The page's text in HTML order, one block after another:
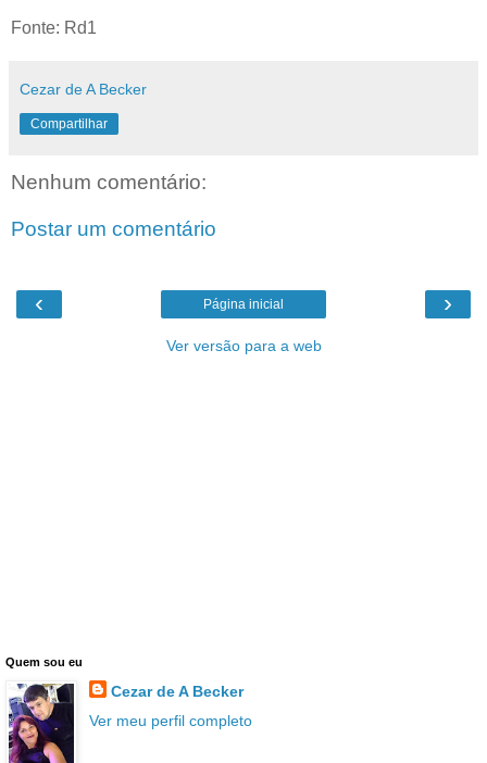
Fonte: Rd1
Cezar de A Becker
Compartilhar
Nenhum comentário:
Postar um comentário
‹ ›
Página inicial
Ver versão para a web
Quem sou eu
Cezar de A Becker
Ver meu perfil completo